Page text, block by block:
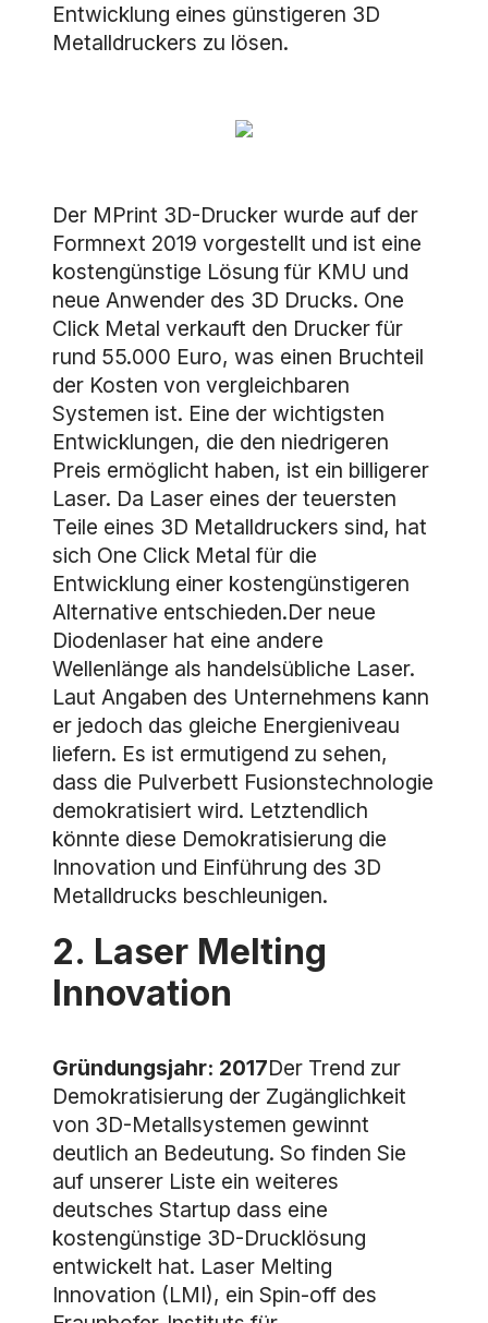
Entwicklung eines günstigeren 3D
Metalldruckers zu lösen.
Der MPrint 3D-Drucker wurde auf der
Formnext 2019 vorgestellt und ist eine
kostengünstige Lösung für KMU und
neue Anwender des 3D Drucks. One
Click Metal verkauft den Drucker für
rund 55.000 Euro, was einen Bruchteil
der Kosten von vergleichbaren
Systemen ist. Eine der wichtigsten
Entwicklungen, die den niedrigeren
Preis ermöglicht haben, ist ein billigerer
Laser. Da Laser eines der teuersten
Teile eines 3D Metalldruckers sind, hat
sich One Click Metal für die
Entwicklung einer kostengünstigeren
Alternative entschieden.Der neue
Diodenlaser hat eine andere
Wellenlänge als handelsübliche Laser.
Laut Angaben des Unternehmens kann
er jedoch das gleiche Energieniveau
liefern. Es ist ermutigend zu sehen,
dass die Pulverbett Fusionstechnologie
demokratisiert wird. Letztendlich
könnte diese Demokratisierung die
Innovation und Einführung des 3D
Metalldrucks beschleunigen.
2. Laser Melting
Innovation
Gründungsjahr: 2017Der Trend zur
Demokratisierung der Zugänglichkeit
von 3D-Metallsystemen gewinnt
deutlich an Bedeutung. So finden Sie
auf unserer Liste ein weiteres
deutsches Startup dass eine
kostengünstige 3D-Drucklösung
entwickelt hat. Laser Melting
Innovation (LMI), ein Spin-off des